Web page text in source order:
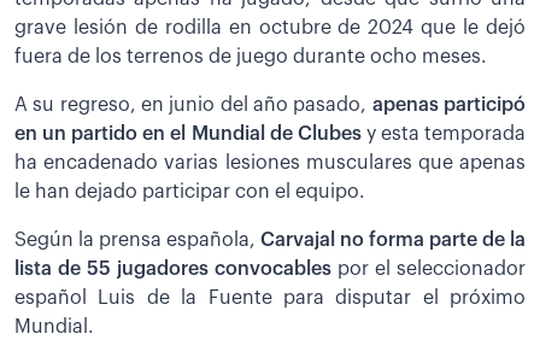
grave lesión de rodilla en octubre de 2024 que le dejó
fuera de los terrenos de juego durante ocho meses.
A su regreso, en junio del año pasado, apenas participó
en un partido en el Mundial de Clubesy esta temporada
ha encadenado varias lesiones musculares que apenas
le han dejado participar con el equipo.
Según la prensa española, Carvajal no forma parte de la
lista de 55 jugadores convocables por el seleccionador
español Luis de la Fuente para disputar el próximo
Mundial.